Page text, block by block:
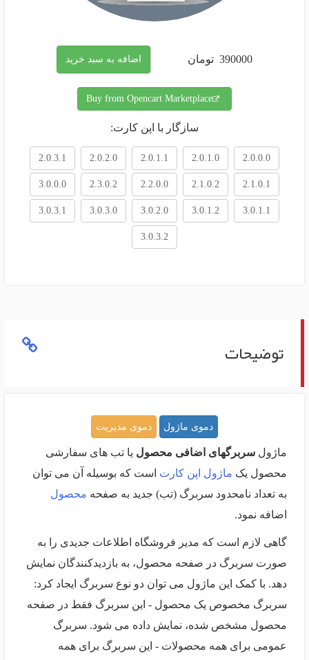
390000 تومان اضافه به سبد خرید
Buy from Opencart Marketplace
سازگار با اپن کارت:
2.0.0.0
2.0.1.0
2.0.1.1
2.0.2.0
2.0.3.1
2.1.0.1
2.1.0.2
2.2.0.0
2.3.0.2
3.0.0.0
3.0.1.1
3.0.1.2
3.0.2.0
3.0.3.0
3.0.3.1
3.0.3.2
توضیحات
دموی ماژول دموی مدیریت
ماژول سربرگهای اضافی محصول یا تب های سفارشی
محصول یک ماژول اپن کارت است که بوسیله آن می توان
به تعداد نامحدود سربرگ (تب) جدید به صفحه محصول
اضافه نمود.
گاهی لازم است که مدیر فروشگاه اطلاعات جدیدی را به
صورت سربرگ در صفحه محصول، به بازدیدکنندگان نمایش
دهد. با کمک این ماژول می توان دو نوع سربرگ ایجاد کرد:
سربرگ مخصوص یک محصول - این سربرگ فقط در صفحه
محصول مشخص شده، نمایش داده می شود. سربرگ
عمومی برای همه محصولات - این سربرگ برای همه